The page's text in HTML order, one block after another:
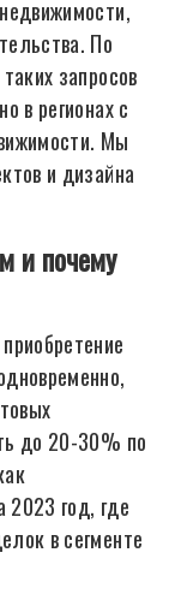
По
запросов
в регионах с
Мы
и дизайна
и почему
до 20-30% по
2023 год, где
в сегменте